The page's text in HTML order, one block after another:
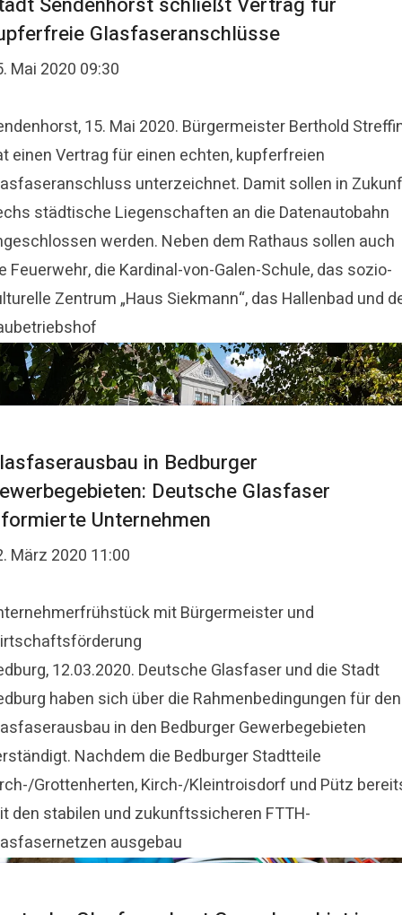
Glasfaseranschlüsse
Mai 2020 09:30
15. Mai 2020. Bürgermeister Berthold
einen Vertrag für einen echten, kupferfreien
unterzeichnet. Damit sollen in
städtische Liegenschaften an die Datenautobahn
werden. Neben dem Rathaus sollen auch
Feuerwehr, die Kardinal-von-Galen-Schule, das sozio-
Zentrum „Haus Siekmann“, das Hallenbad und
in Bedburger
Deutsche Glasfaser
Unternehmen
März 2020 11:00
mit Bürgermeister und
12.03.2020. Deutsche Glasfaser und die Stadt
haben sich über die Rahmenbedingungen für den
in den Bedburger Gewerbegebieten
Nachdem die Bedburger Stadtteile
Grottenherten, Kirch-/Kleintroisdorf und Pütz
den stabilen und zukunftssicheren FTTH-
ausgebau